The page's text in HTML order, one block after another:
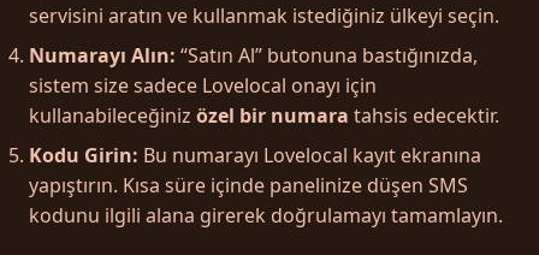
servisini aratın ve kullanmak istediğiniz ülkeyi seçin.
Numarayı Alın: “Satın Al” butonuna bastığınızda,
sistem size sadece Lovelocal onayı için
kullanabileceğiniz özel bir numara tahsis edecektir.
Kodu Girin: Bu numarayı Lovelocal kayıt ekranına
yapıştırın. Kısa süre içinde panelinize düşen SMS
kodunu ilgili alana girerek doğrulamayı tamamlayın.